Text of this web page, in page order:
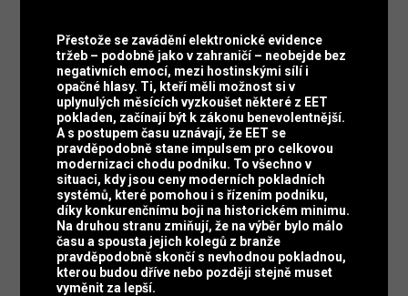
Přestože se zavádění elektronické evidence
tržeb – podobně jako v zahraničí – neobejde bez
negativních emocí, mezi hostinskými sílí i
opačné hlasy. Ti, kteří měli možnost si v
uplynulých měsících vyzkoušet některé z EET
pokladen, začínají být k zákonu benevolentnější.
A s postupem času uznávají, že EET se
pravděpodobně stane impulsem pro celkovou
modernizaci chodu podniku. To všechno v
situaci, kdy jsou ceny moderních pokladních
systémů, které pomohou i s řízením podniku,
díky konkurenčnímu boji na historickém minimu.
Na druhou stranu zmiňují, že na výběr bylo málo
času a spousta jejich kolegů z branže
pravděpodobně skončí s nevhodnou pokladnou,
kterou budou dříve nebo později stejně muset
vyměnit za lepší.